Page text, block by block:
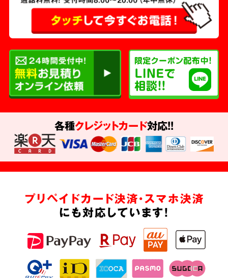
各種クレジットカード対応!!
プリペイドカード決済・スマホ決済
にも対応しています!